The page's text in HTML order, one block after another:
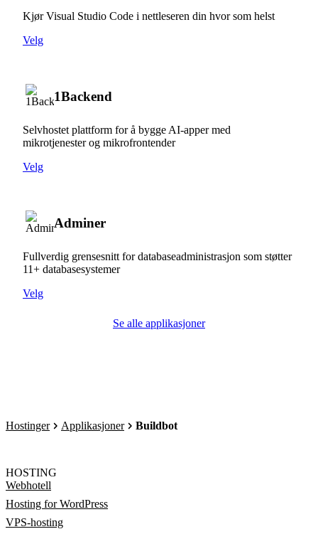
Kjør Visual Studio Code i nettleseren din hvor som helst
Velg
1Backend
Selvhostet plattform for å bygge AI-apper med
mikrotjenester og mikrofrontender
Velg
Adminer
Fullverdig grensesnitt for databaseadministrasjon som støtter
11+ databasesystemer
Velg
Se alle applikasjoner
Hostinger Applikasjoner Buildbot
HOSTING
Webhotell
Hosting for WordPress
VPS-hosting